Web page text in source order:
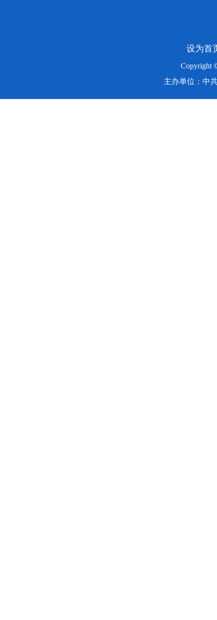
设为首
Copyright
主办单位：中